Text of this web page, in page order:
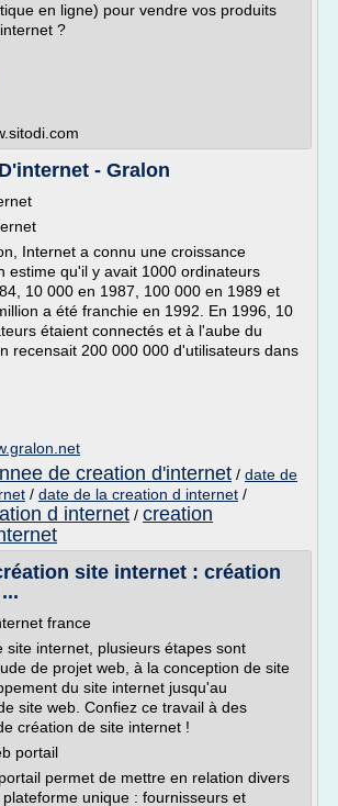
en ligne) pour vendre vos produits
?
- Gralon
Internet a connu une croissance
estime qu'il y avait 1000 ordinateurs
10 000 en 1987, 100 000 en 1989 et
a été franchie en 1992. En 1996, 10
étaient connectés et à l'aube du
recensait 200 000 000 d'utilisateurs dans
de creation d'internet / date de
/ date de la creation d internet /
d internet / creation
site internet : création
france
site internet, plusieurs étapes sont
de projet web, à la conception de site
du site internet jusqu'au
site web. Confiez ce travail à des
création de site internet !
portail
permet de mettre en relation divers
unique : fournisseurs et